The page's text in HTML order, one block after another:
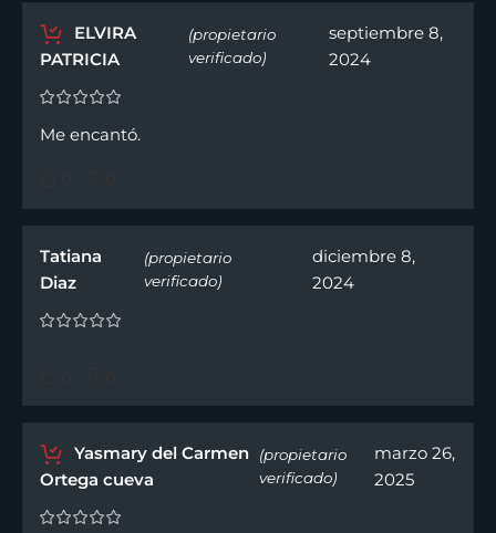
ELVIRA
PATRICIA
(propietario
verificado)
septiembre 8,
2024
Me encantó.
Tatiana
Diaz
(propietario
verificado)
diciembre 8,
2024
Yasmary del Carmen
Ortega cueva
(propietario
verificado)
marzo 26,
2025